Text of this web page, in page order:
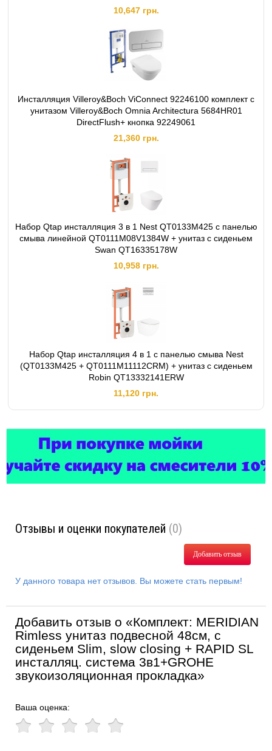
10,647 грн.
Инсталляция Villeroy&Boch ViConnect 92246100 комплект с
унитазом Villeroy&Boch Omnia Architectura 5684HR01
DirectFlush+ кнопка 92249061
21,360 грн.
Набор Qtap инсталляция 3 в 1 Nest QT0133M425 с панелью
смыва линейной QT0111M08V1384W + унитаз с сиденьем
Swan QT16335178W
10,958 грн.
Набор Qtap инсталляция 4 в 1 с панелью смыва Nest
(QT0133M425 + QT0111M11112CRM) + унитаз с сиденьем
Robin QT13332141ERW
11,120 грн.
Отзывы и оценки покупателей (0)
Добавить отзыв
У данного товара нет отзывов. Вы можете стать первым!
Добавить отзыв о «Комплект: MERIDIAN
Rimless унитаз подвесной 48см, с
сиденьем Slim, slow closing + RAPID SL
инсталляц. система 3в1+GROHE
звукоизоляционная прокладка»
Ваша оценка: